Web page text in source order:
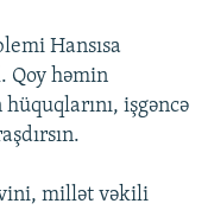
Hansısa
Qoy həmin
işgəncə
millət vəkili